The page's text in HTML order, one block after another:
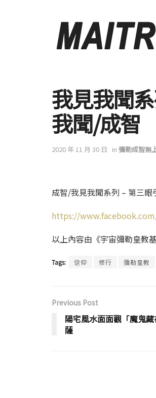
我見我聞
我聞/成智
2020 年 11 月 30 日 in 彌勒成智無
成智/我見我聞系列 – 第三
https://
以上內容由《宇宙彌勒皇教
Tags: 信仰 修行 彌勒皇教
Previous Post
陽宅風水面面觀「魔鬼
薩